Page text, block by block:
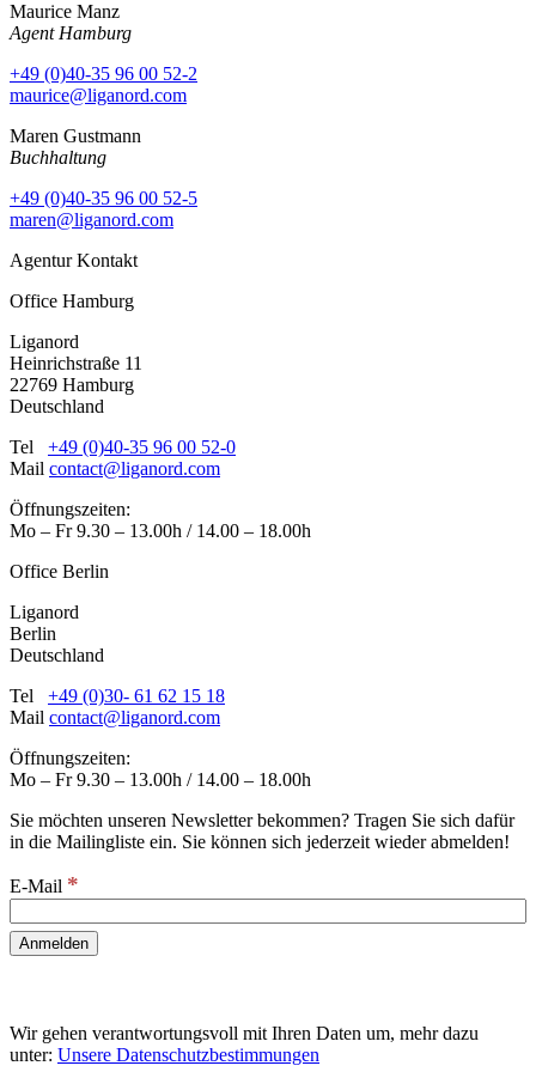
Maurice Manz
Agent Hamburg
+49 (0)40-35 96 00 52-2
maurice@liganord.com
Maren Gustmann
Buchhaltung
+49 (0)40-35 96 00 52-5
maren@liganord.com
Agentur Kontakt
Office Hamburg
Liganord
Heinrichstraße 11
22769 Hamburg
Deutschland
Tel +49 (0)40-35 96 00 52-0
Mail contact@liganord.com
Öffnungszeiten:
Mo – Fr 9.30 – 13.00h / 14.00 – 18.00h
Office Berlin
Liganord
Berlin
Deutschland
Tel +49 (0)30- 61 62 15 18
Mail contact@liganord.com
Öffnungszeiten:
Mo – Fr 9.30 – 13.00h / 14.00 – 18.00h
Sie möchten unseren Newsletter bekommen? Tragen Sie sich dafür
in die Mailingliste ein. Sie können sich jederzeit wieder abmelden!
E-Mail *
Wir gehen verantwortungsvoll mit Ihren Daten um, mehr dazu
unter: Unsere Datenschutzbestimmungen